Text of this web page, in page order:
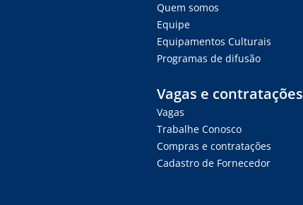
Quem somos
Equipe
Equipamentos Culturais
Programas de difusão
Vagas e contratações
Vagas
Trabalhe Conosco
Compras e contratações
Cadastro de Fornecedor